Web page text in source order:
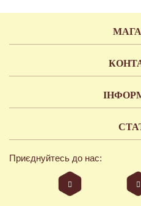
Приєднуйтесь до нас: